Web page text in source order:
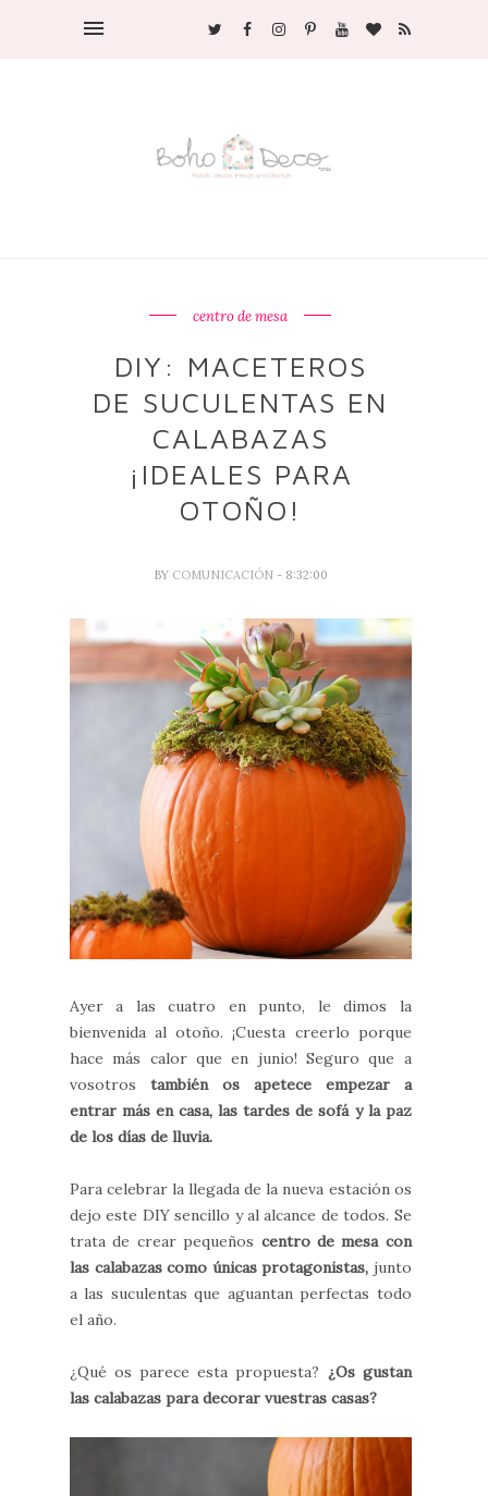
centro de mesa
DIY: MACETEROS
DE SUCULENTAS EN
CALABAZAS
¡IDEALES PARA
OTOÑO!
BY COMUNICACIÓN - 8:32:00
Ayer a las cuatro en punto, le dimos la
bienvenida al otoño. ¡Cuesta creerlo porque
hace más calor que en junio! Seguro que a
vosotros también os apetece empezar a
entrar más en casa, las tardes de sofá y la paz
de los días de lluvia.
Para celebrar la llegada de la nueva estación os
dejo este DIY sencillo y al alcance de todos. Se
trata de crear pequeños centro de mesa con
las calabazas como únicas protagonistas, junto
a las suculentas que aguantan perfectas todo
el año.
¿Qué os parece esta propuesta? ¿Os gustan
las calabazas para decorar vuestras casas?